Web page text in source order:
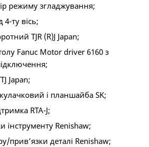
режиму згладжування;
4-ту вісь;
TJR (R)J Japan;
Fanuc Motor driver 6160 з
Japan;
і планшайба SK;
RTA-J;
інструменту Renishaw;
прив’язки деталі Renishaw;